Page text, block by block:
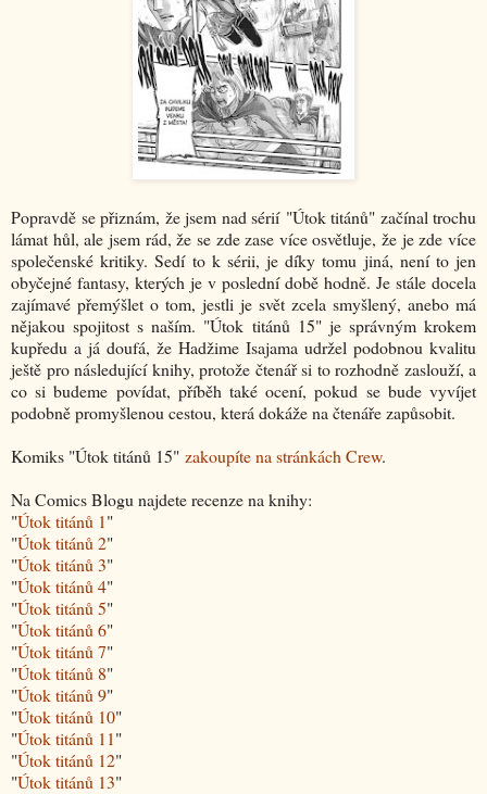
Popravdě se přiznám, že jsem nad sérií "Útok titánů" začínal trochu
lámat hůl, ale jsem rád, že se zde zase více osvětluje, že je zde více
společenské kritiky. Sedí to k sérii, je díky tomu jiná, není to jen
obyčejné fantasy, kterých je v poslední době hodně. Je stále docela
zajímavé přemýšlet o tom, jestli je svět zcela smyšlený, anebo má
nějakou spojitost s naším. "Útok titánů 15" je správným krokem
kupředu a já doufá, že Hadžime Isajama udržel podobnou kvalitu
ještě pro následující knihy, protože čtenář si to rozhodně zaslouží, a
co si budeme povídat, příběh také ocení, pokud se bude vyvíjet
podobně promyšlenou cestou, která dokáže na čtenáře zapůsobit.
Komiks "Útok titánů 15" zakoupíte na stránkách Crew.
Na Comics Blogu najdete recenze na knihy:
"Útok titánů 1"
"Útok titánů 2"
"Útok titánů 3"
"Útok titánů 4"
"Útok titánů 5"
"Útok titánů 6"
"Útok titánů 7"
"Útok titánů 8"
"Útok titánů 9"
"Útok titánů 10"
"Útok titánů 11"
"Útok titánů 12"
"Útok titánů 13"